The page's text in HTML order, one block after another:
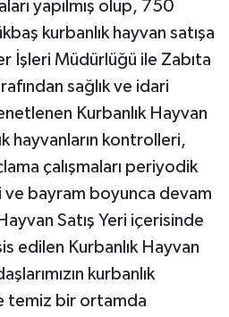
yapılmış olup, 750
kurbanlık hayvan satışa
İşleri Müdürlüğü ile Zabıta
sağlık ve idari
Kurbanlık Hayvan
hayvanların kontrolleri,
çalışmaları periyodik
ve bayram boyunca devam
Satış Yeri içerisinde
edilen Kurbanlık Hayvan
kurbanlık
temiz bir ortamda